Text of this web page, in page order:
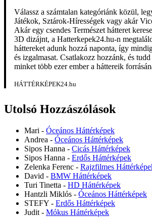
Válassz a számtalan kategóriánk közül,
Játékok, Sztárok-Hírességek vagy akár
Akár egy csendes Természet hátteret
3D dizájnt, a Hatterkepek24.hu-n
háttereket adunk hozzá naponta, így
és izgalmasat. Csatlakozz hozzánk, és
minket több ezer ember a háttereik
HÁTTÉRKÉPEK24.hu
Utolsó Hozzászólások
Mari - Óceános Háttérképek
Andrea - Óceános Háttérképek
Sipos Hanna - Cicás Háttérképek
Sipos Hanna - Erdős Háttérképek
Zelenka Ferenc - Rajzfilmes
David - BMW Háttérképek
Turi Tinetta - HD Háttérképek
Hantzli Miklós - Óceános Háttérképek
STEFY - Erdős Háttérképek
Judit - Mókus Háttérképek